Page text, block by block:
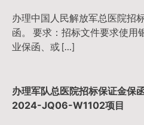
办理中国人民解放军总医院招
函。 要求：招标文件要求使用
业保函、或 […]
办理军队总医院招标保证金保
2024-JQ06-W1102项目